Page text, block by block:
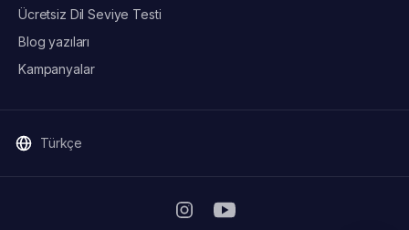
Ücretsiz Dil Seviye Testi
Blog yazıları
Kampanyalar
Türkçe